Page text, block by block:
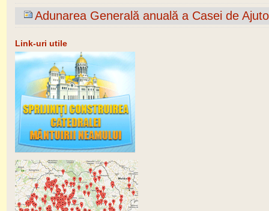
Adunarea Generală anuală a Casei de
Link-uri utile